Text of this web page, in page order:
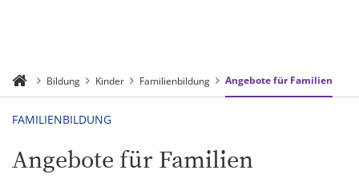
Bildung Kinder Familienbildung Angebote für Familien
FAMILIENBILDUNG
Angebote für Familien